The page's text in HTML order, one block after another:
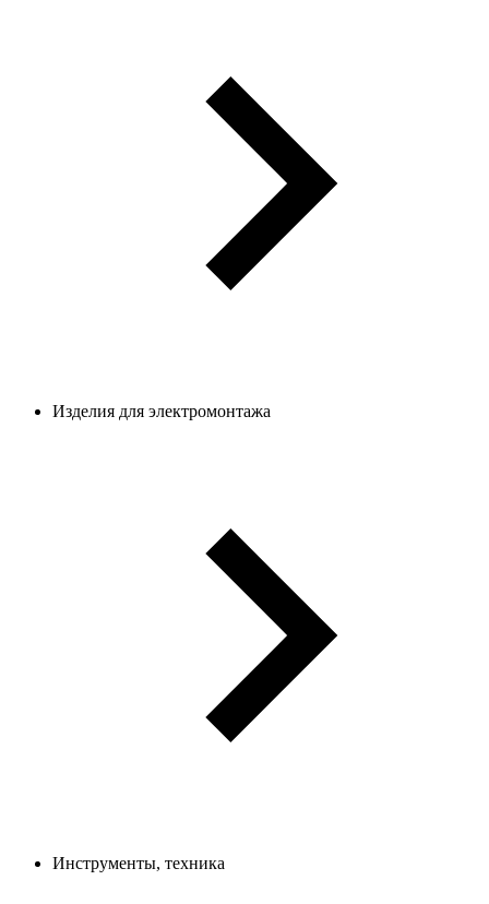
Изделия для электромонтажа
Инструменты, техника